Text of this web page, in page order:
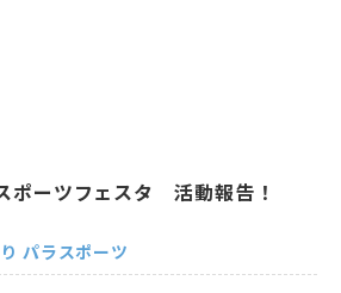
ポーツフェスタ 活動報告！
パラスポーツ